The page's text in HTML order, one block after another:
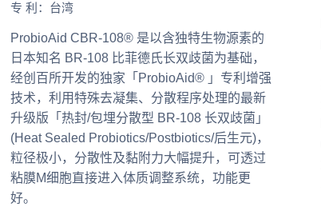
专 利：台湾
ProbioAid CBR-108® 是以含独特生物源素的
日本知名 BR-108 比菲德氏长双歧菌为基础，
经创百所开发的独家「ProbioAid® 」专利增强
技术，利用特殊去凝集、分散程序处理的最新
升级版「热封/包埋分散型 BR-108 长双歧菌」
(Heat Sealed Probiotics/Postbiotics/后生元)，
粒径极小，分散性及黏附力大幅提升，可透过
粘膜M细胞直接进入体质调整系统，功能更
好。